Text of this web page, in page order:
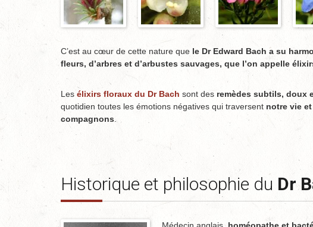
C’est au cœur de cette nature que le Dr Edward Bach a su
fleurs, d’arbres et d’arbustes sauvages, que l’on appelle
Les élixirs floraux du Dr Bach sont des remèdes subtils, doux
quotidien toutes les émotions négatives qui traversent notre vie
compagnons
Historique et philosophie du Dr